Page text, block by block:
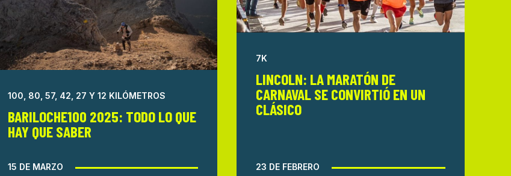
100, 80, 57, 42, 27 Y 12 KILÓMETROS
BARILOCHE100 2025: TODO LO QUE
HAY QUE SABER
15 DE MARZO
7K
LINCOLN: LA MARATÓN DE
CARNAVAL SE CONVIRTIÓ EN UN
CLÁSICO
23 DE FEBRERO